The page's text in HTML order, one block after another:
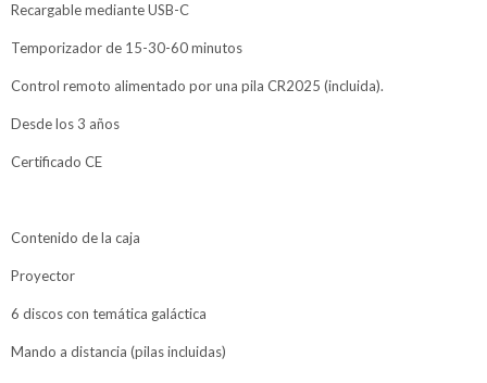
Recargable mediante USB-C
Temporizador de 15-30-60 minutos
Control remoto alimentado por una pila CR2025 (incluida).
Desde los 3 años
Certificado CE
Contenido de la caja
Proyector
6 discos con temática galáctica
Mando a distancia (pilas incluidas)